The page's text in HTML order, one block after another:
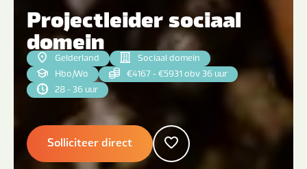
Projectleider sociaal
domein
Gelderland
Sociaal domein
Hbo|Wo
€4167 - €5931 obv 36 uur
28 - 36 uur
Solliciteer direct